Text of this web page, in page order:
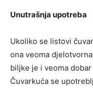
Unutrašnja upotreba
Ukoliko se listovi
ona veoma
biljke je i veoma
Čuvarkuća se